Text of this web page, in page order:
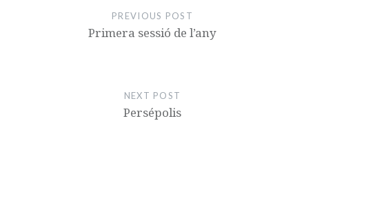
PREVIOUS POST
Primera sessió de l’any
NEXT POST
Persépolis